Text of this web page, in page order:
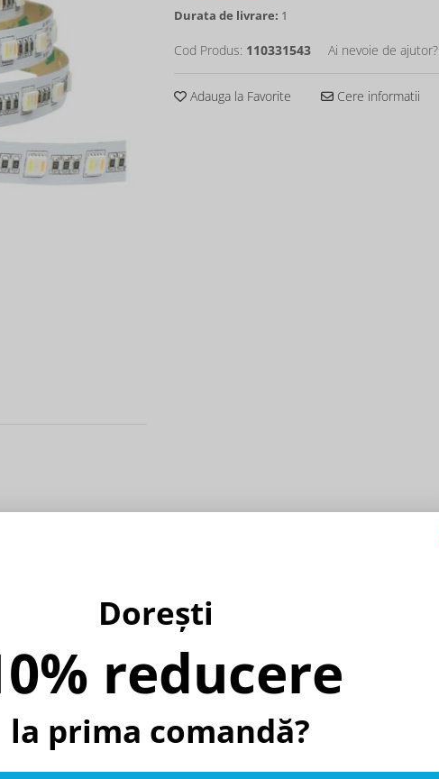
Durata de livrare: 1
Cod Produs: 110331543 Ai nevoie de ajutor?
Adauga la Favorite Cere informatii
Dorești
reducere
la prima comandă?